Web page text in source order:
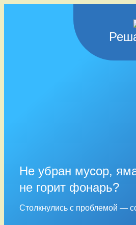
Не убран мусор,
не горит фонарь?
Столкнулись с проблемой —